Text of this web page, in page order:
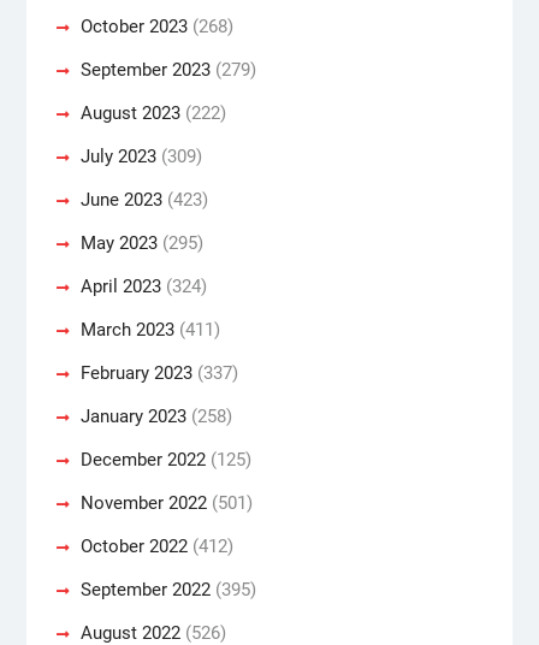
October 2023(268)
September 2023(279)
August 2023(222)
July 2023(309)
June 2023(423)
May 2023(295)
April 2023(324)
March 2023(411)
February 2023(337)
January 2023(258)
December 2022(125)
November 2022(501)
October 2022(412)
September 2022(395)
August 2022(526)